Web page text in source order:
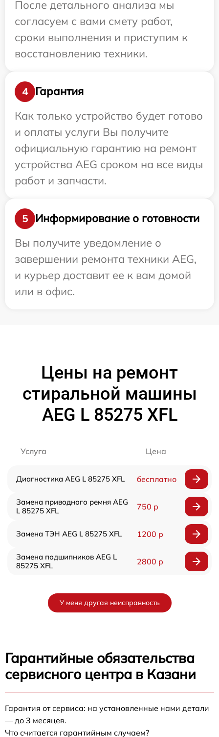
После детального анализа мы
согласуем с вами смету работ,
сроки выполнения и приступим к
восстановлению техники.
4
Гарантия
Как только устройство будет готово
и оплаты услуги Вы получите
официальную гарантию на ремонт
устройства AEG сроком на все виды
работ и запчасти.
5
Информирование о готовности
Вы получите уведомление о
завершении ремонта техники AEG,
и курьер доставит ее к вам домой
или в офис.
Цены на ремонт
стиральной машины
AEG L 85275 XFL
Услуга Цена
Диагностика AEG L 85275 XFL бесплатно
Замена приводного ремня AEG
L 85275 XFL
750 р
Замена ТЭН AEG L 85275 XFL 1200 р
Замена подшипников AEG L
85275 XFL
2800 р
У меня другая неисправность
Гарантийные обязательства
сервисного центра в Казани
Гарантия от сервиса: на установленные нами детали
— до 3 месяцев.
Что считается гарантийным случаем?